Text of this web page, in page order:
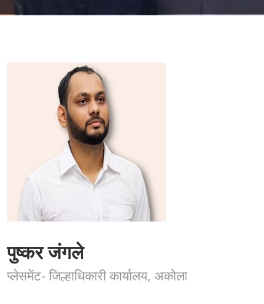
पुष्कर जंगले
प्लेसमेंट- जिल्हाधिकारी कार्यालय, अकोला